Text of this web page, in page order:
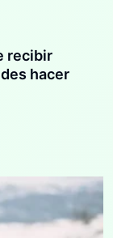
recibir
hacer